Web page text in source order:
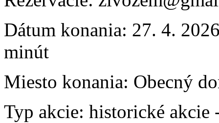
Dátum konania: 27. 4.
minút
Miesto konania: Obecný
Typ akcie: historické akcie